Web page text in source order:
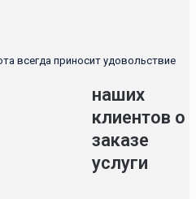
всегда приносит удовольствие
наших
клиентов о
заказе
услуги